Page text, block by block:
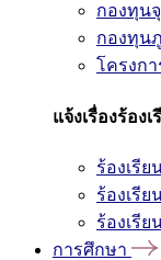
กองทุน
กองทุน
โครงก
แจ้งเรื่องร้อง
ร้องเรี
ร้องเรี
ร้องเรี
การศึกษา